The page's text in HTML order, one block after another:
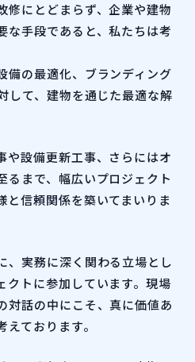
修にとどまらず、企業や建物
な手段であると、私たちは考
備の最適化、ブランディング
して、建物を通じた最適な解
や設備更新工事、さらにはオ
るまで、幅広いプロジェクト
と信頼関係を築いてまいりま
、実務に深く関わる立場とし
クトに参加しています。現場
対話の中にこそ、真に価値あ
ております。